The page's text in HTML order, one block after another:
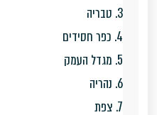
3. טבריה
4. כפר חסידים
5. מגדל העמק
6. נהריה
7. צפת